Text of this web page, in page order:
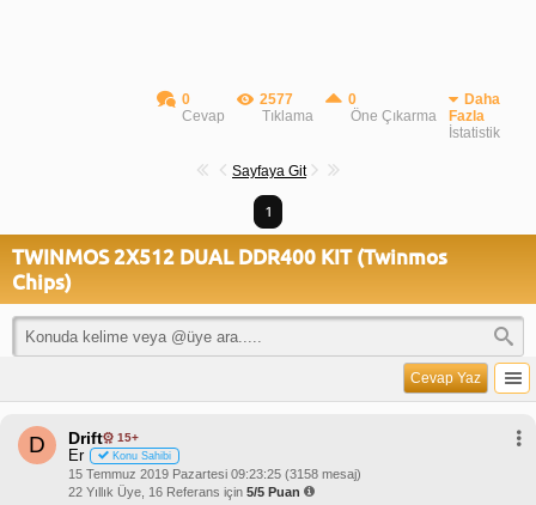
0
Cevap
2577
Tıklama
0
Öne Çıkarma
Daha
Fazla
İstatistik
Sayfaya Git
1
TWINMOS 2X512 DUAL DDR400 KIT (Twinmos
Chips)
Cevap Yaz
D Drift 15+
Er Konu Sahibi
15 Temmuz 2019 Pazartesi 09:23:25 (3158 mesaj)
22 Yıllık Üye, 16 Referans için 5/5 Puan